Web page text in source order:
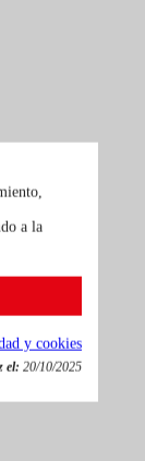
a la
y cookies
el: 20/10/2025